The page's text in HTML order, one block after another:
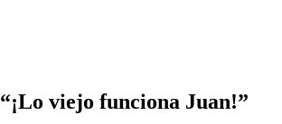
“¡Lo viejo funciona Juan!”